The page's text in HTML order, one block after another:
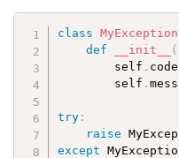
class MyException
def
__init__ (
        self
.
        self
.
try :
raise
except